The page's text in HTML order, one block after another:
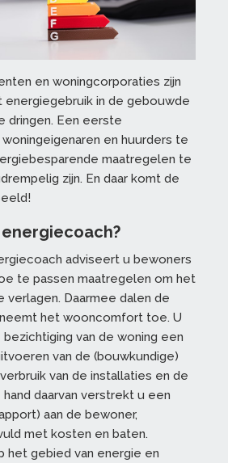
en woningcorporaties zijn
energiegebruik in de gebouwde
dringen. Een eerste
en huurders te
maatregelen te
zijn. En daar komt de
adviseert u bewoners
te passen maatregelen om het
verlagen. Daarmee dalen de
het wooncomfort toe. U
van de woning een
van de (bouwkundige)
van de installaties en de
hand daarvan verstrekt u een
aan de bewoner,
met kosten en baten.
het gebied van energie en